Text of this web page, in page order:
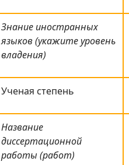
Знание иностранных
языков (укажите уровень
владения)
Ученая степень
Название
диссертационной
работы (работ)